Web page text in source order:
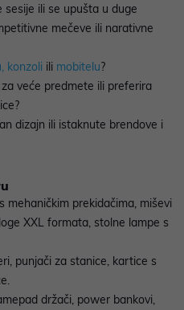
sesije ili se upušta u duge
mečeve ili narativne
konzoli ili mobitelu?
veće predmete ili preferira
dizajn ili istaknute brendove i
s mehaničkim prekidačima, miševi
XXL formata, stolne lampe s
punjači za stanice, kartice s
držači, power bankovi,